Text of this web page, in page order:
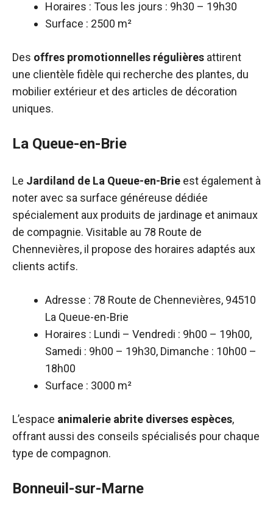
Horaires : Tous les jours : 9h30 – 19h30
Surface : 2500 m²
Des offres promotionnelles régulières attirent
une clientèle fidèle qui recherche des plantes, du
mobilier extérieur et des articles de décoration
uniques.
La Queue-en-Brie
Le Jardiland de La Queue-en-Brie est également à
noter avec sa surface généreuse dédiée
spécialement aux produits de jardinage et animaux
de compagnie. Visitable au 78 Route de
Chennevières, il propose des horaires adaptés aux
clients actifs.
Adresse : 78 Route de Chennevières, 94510
La Queue-en-Brie
Horaires : Lundi – Vendredi : 9h00 – 19h00,
Samedi : 9h00 – 19h30, Dimanche : 10h00 –
18h00
Surface : 3000 m²
L’espace animalerie abrite diverses espèces,
offrant aussi des conseils spécialisés pour chaque
type de compagnon.
Bonneuil-sur-Marne